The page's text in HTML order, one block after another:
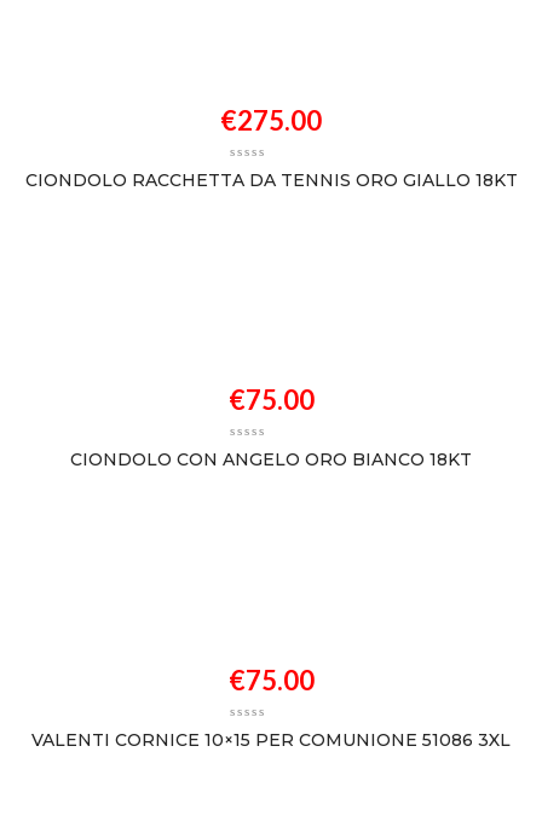
CIONDOLO RACCHETTA DA TENNIS ORO GIALLO 18KT
€275.00
CIONDOLO CON ANGELO ORO BIANCO 18KT
€75.00
VALENTI CORNICE 10×15 PER COMUNIONE 51086 3XL
€75.00